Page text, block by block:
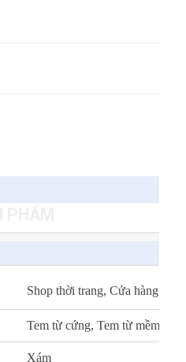
Shop thời trang, Cửa hàng
Tem từ cứng, Tem từ mềm
Xám